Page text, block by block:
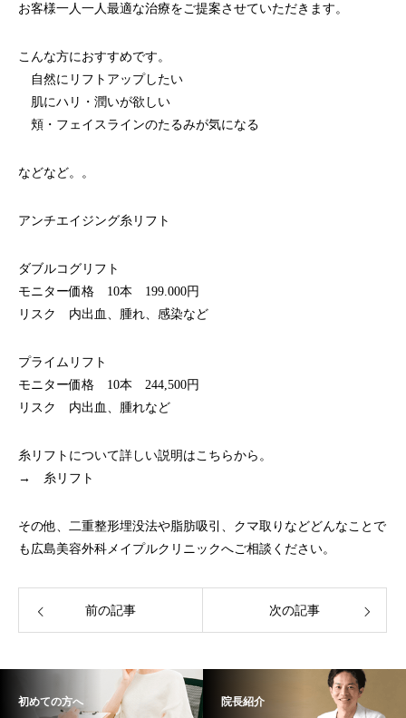
お客様一人一人最適な治療をご提案させていただきます。
こんな方におすすめです。
自然にリフトアップしたい
肌にハリ・潤いが欲しい
頬・フェイスラインのたるみが気になる
などなど。。
アンチエイジング糸リフト
ダブルコグリフト
モニター価格 10本 199.000円
リスク 内出血、腫れ、感染など
プライムリフト
モニター価格 10本 244,500円
リスク 内出血、腫れなど
糸リフトについて詳しい説明はこちらから。
→ 糸リフト
その他、二重整形埋没法や脂肪吸引、クマ取りなどどんなことで
も広島美容外科メイプルクリニックへご相談ください。
前の記事 次の記事
初めての方へ 院長紹介